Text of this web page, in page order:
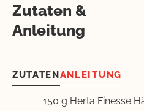
Zutaten &
Anleitung
ZUTATENANLEITUNG
150 g Herta Finesse